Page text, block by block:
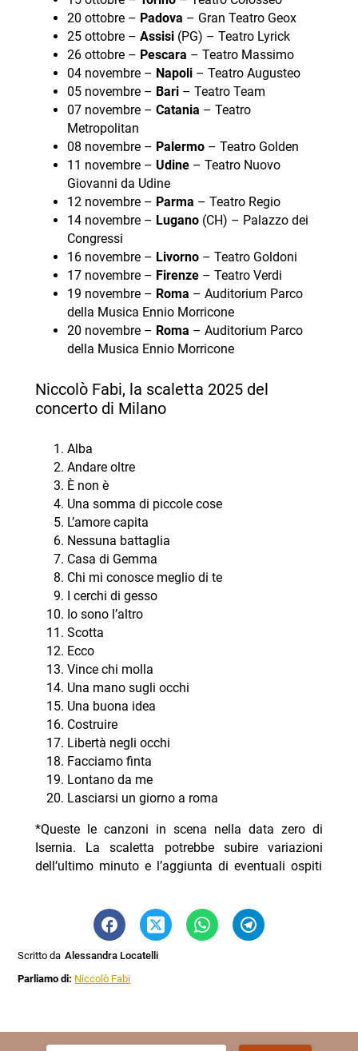
20 ottobre – Padova – Gran Teatro Geox
25 ottobre – Assisi(PG) – Teatro Lyrick
26 ottobre – Pescara – Teatro Massimo
04 novembre – Napoli– Teatro Augusteo
05 novembre – Bari– Teatro Team
07 novembre – Catania – Teatro
Metropolitan
08 novembre – Palermo– Teatro Golden
11 novembre – Udine– Teatro Nuovo
Giovanni da Udine
12 novembre – Parma – Teatro Regio
14 novembre – Lugano(CH) – Palazzo dei
Congressi
16 novembre – Livorno– Teatro Goldoni
17 novembre – Firenze– Teatro Verdi
19 novembre – Roma – Auditorium Parco
della Musica Ennio Morricone
20 novembre – Roma – Auditorium Parco
della Musica Ennio Morricone
Niccolò Fabi, la scaletta 2025 del
concerto di Milano
Alba
Andare oltre
È non è
Una somma di piccole cose
L’amore capita
Nessuna battaglia
Casa di Gemma
Chi mi conosce meglio di te
I cerchi di gesso
Io sono l’altro
Scotta
Ecco
Vince chi molla
Una mano sugli occhi
Una buona idea
Costruire
Libertà negli occhi
Facciamo finta
Lontano da me
Lasciarsi un giorno a roma
*Queste le canzoni in scena nella data zero di
Isernia. La scaletta potrebbe subire variazioni
dell’ultimo minuto e l’aggiunta di eventuali ospiti
Scritto da Alessandra Locatelli
Parliamo di: Niccolò Fabi